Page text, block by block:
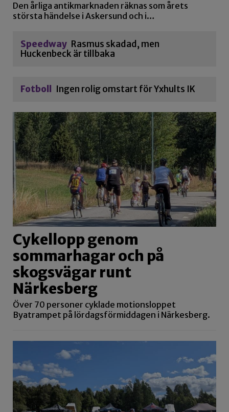
Den årliga antikmarknaden räknas som årets
största händelse i Askersund och i…
Speedway Rasmus skadad, men
Huckenbeck är tillbaka
Fotboll Ingen rolig omstart för Yxhults IK
Cykellopp genom
sommarhagar och på
skogsvägar runt
Närkesberg
Över 70 personer cyklade motionsloppet
Byatrampet på lördagsförmiddagen i Närkesberg.